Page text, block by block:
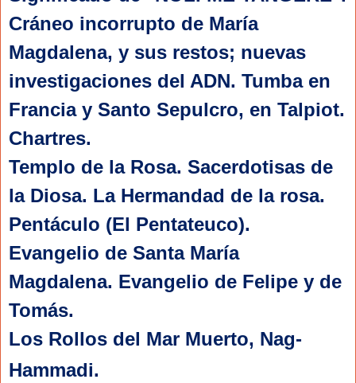
Cráneo incorrupto de María
Magdalena, y sus restos; nuevas
investigaciones del ADN. Tumba en
Francia y Santo Sepulcro, en Talpiot.
Chartres.
Templo de la Rosa. Sacerdotisas de
la Diosa. La Hermandad de la rosa.
Pentáculo (El Pentateuco).
Evangelio de Santa María
Magdalena. Evangelio de Felipe y de
Tomás.
Los Rollos del Mar Muerto, Nag-
Hammadi.